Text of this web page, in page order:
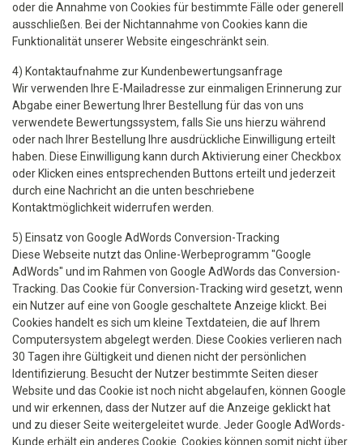
oder die Annahme von Cookies für bestimmte Fälle oder generell
ausschließen. Bei der Nichtannahme von Cookies kann die
Funktionalität unserer Website eingeschränkt sein.
4) Kontaktaufnahme zur Kundenbewertungsanfrage
Wir verwenden Ihre E-Mailadresse zur einmaligen Erinnerung zur
Abgabe einer Bewertung Ihrer Bestellung für das von uns
verwendete Bewertungssystem, falls Sie uns hierzu während
oder nach Ihrer Bestellung Ihre ausdrückliche Einwilligung erteilt
haben. Diese Einwilligung kann durch Aktivierung einer Checkbox
oder Klicken eines entsprechenden Buttons erteilt und jederzeit
durch eine Nachricht an die unten beschriebene
Kontaktmöglichkeit widerrufen werden.
5) Einsatz von Google AdWords Conversion-Tracking
Diese Webseite nutzt das Online-Werbeprogramm "Google
AdWords" und im Rahmen von Google AdWords das Conversion-
Tracking. Das Cookie für Conversion-Tracking wird gesetzt, wenn
ein Nutzer auf eine von Google geschaltete Anzeige klickt. Bei
Cookies handelt es sich um kleine Textdateien, die auf Ihrem
Computersystem abgelegt werden. Diese Cookies verlieren nach
30 Tagen ihre Gültigkeit und dienen nicht der persönlichen
Identifizierung. Besucht der Nutzer bestimmte Seiten dieser
Website und das Cookie ist noch nicht abgelaufen, können Google
und wir erkennen, dass der Nutzer auf die Anzeige geklickt hat
und zu dieser Seite weitergeleitet wurde. Jeder Google AdWords-
Kunde erhält ein anderes Cookie. Cookies können somit nicht über